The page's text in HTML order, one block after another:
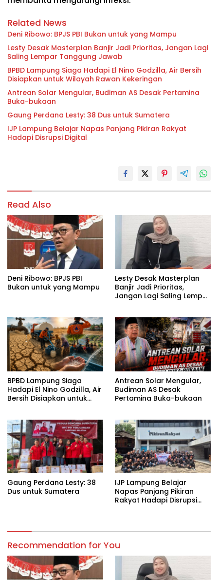
Related News
Deni Ribowo: BPJS PBI Bukan untuk yang Mampu
Lesty Desak Masterplan Banjir Jadi Prioritas, Jangan Lagi
Saling Lempar Tanggung Jawab
BPBD Lampung Siaga Hadapi El Nino Godzilla, Air Bersih
Disiapkan untuk Wilayah Rawan Kekeringan
Antrean Solar Mengular, Budiman AS Desak Pertamina
Buka-bukaan
Gaung Perdana Lesty: 38 Dus untuk Sumatera
IJP Lampung Belajar Napas Panjang Pikiran Rakyat
Hadapi Disrupsi Digital
Read Also
Deni Ribowo: BPJS PBI
Bukan untuk yang Mampu
Lesty Desak Masterplan
Banjir Jadi Prioritas,
Jangan Lagi Saling Lempar
BPBD Lampung Siaga
Hadapi El Nino Godzilla, Air
Bersih Disiapkan untuk
Antrean Solar Mengular,
Budiman AS Desak
Pertamina Buka-bukaan
Gaung Perdana Lesty: 38
Dus untuk Sumatera
IJP Lampung Belajar
Napas Panjang Pikiran
Rakyat Hadapi Disrupsi
Recommendation for You